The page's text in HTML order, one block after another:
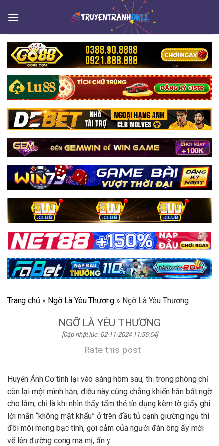
Trang chủ » Ngỡ Là Yêu Thương » Ngỡ Là Yêu Thương
NGỠ LÀ YÊU THƯƠNG
[Cập nhật lúc: 02-11-2024 11:55:54]
Rate this post
Huyền Ảnh Cơ tỉnh lại vào sáng hôm sau, thì trong phòng chỉ
còn lại một mình hắn, điều này cũng chẳng khiến hắn bất ngờ
cho lắm, chỉ là khi nhìn thấy tấm thẻ tín dụng kèm tờ giấy ghi
lời nhắn “không mật khẩu” ở trên đầu tủ cạnh giường ngủ thì
đôi môi mỏng bạc tình, gợi cảm của người đàn ông ấy mới
vẽ lên đường cong ma mị, ẩn ý.